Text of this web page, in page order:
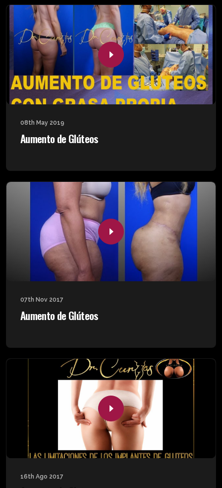
08th May 2019
Aumento de Glúteos
07th Nov 2017
Aumento de Glúteos
16th Ago 2017